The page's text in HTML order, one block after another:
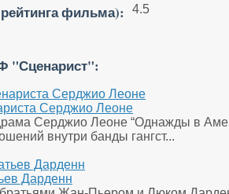
фильма): 4.5
"Сценарист":
Серджио Леоне
Серджио Леоне “Однажды в
внутри банды гангст...
Дарденн